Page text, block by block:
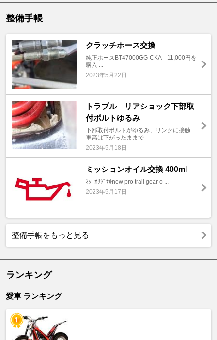
整備手帳
クラッチホース交換
純正ホースBT47000GG-CKA 11,000円を
購入 ...
2023年5月22日
トラブル リアショック下部取
付ボルトゆるみ
下部取付ボルトがゆるみ、リンクに接触
車高は下がったままで ...
2023年5月18日
ミッションオイル交換 400ml
ﾐﾀﾆｵﾘｼﾞﾅﾙnew pro trail gear o ...
2023年5月17日
整備手帳をもっと見る
ランキング
愛車 ランキング